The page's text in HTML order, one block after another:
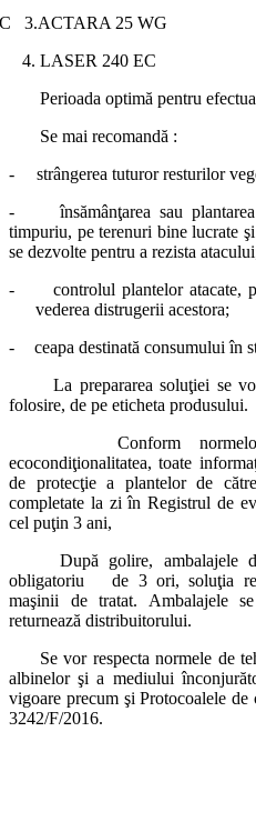
3.ACTARA 25 WG
4. LASER 240 EC -
Perioada optimă pentru
Se mai recomandă :
- strângerea tuturor resturilor
-
însămânţarea sau
timpuriu, pe terenuri bine lucrate
se dezvolte pentru a rezista
-
controlul plantelor atacate,
vederea distrugerii acestora;
-
ceapa destinată consumului în
La prepararea soluţiei se
folosire, de pe eticheta produsului.
Conform normelor
ecocondiţionalitatea, toate
de protecţie a plantelor de
completate la zi în Registrul de
cel puţin 3 ani,
După golire, ambalajele
obligatoriu de 3 ori, soluţia
maşinii de tratat. Ambalajele
returnează distribuitorului.
Se vor respecta normele de
albinelor şi a mediului
vigoare precum şi Protocoalele
3242/F/2016.